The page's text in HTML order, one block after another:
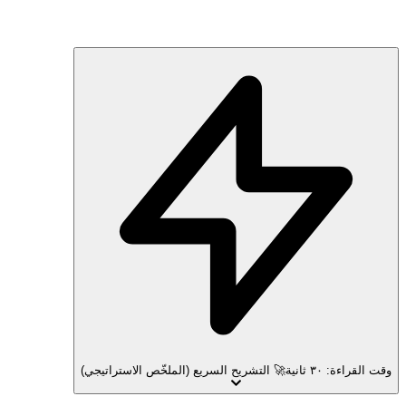
وقت القراءة: ٣٠ ثانية 🚀 التشريح السريع (الملخّص الاستراتيجي)